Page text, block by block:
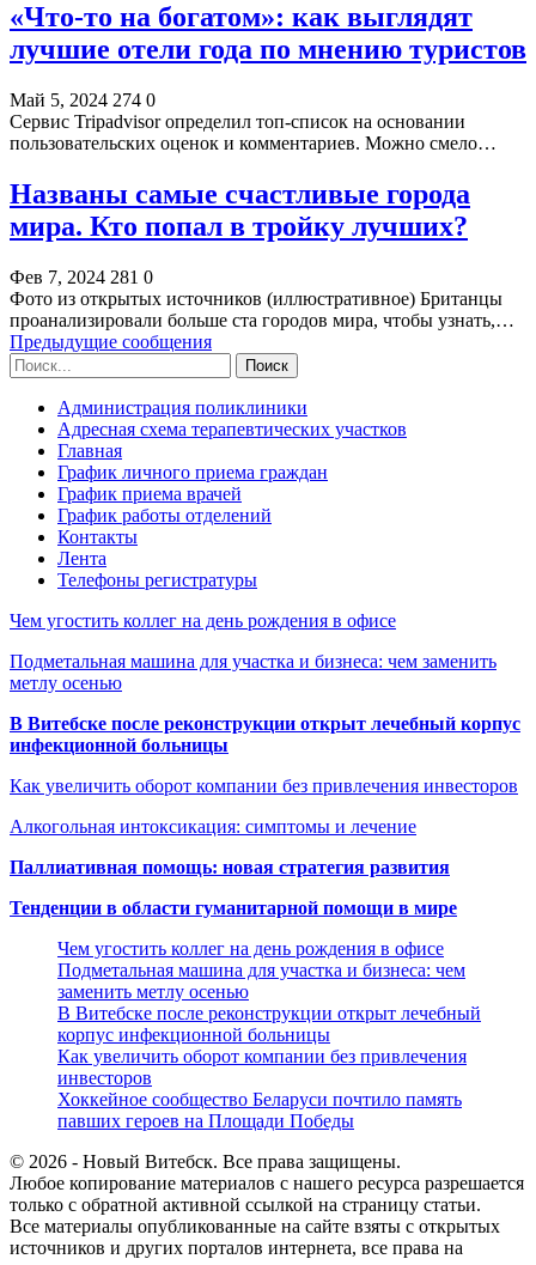
«Что-то на богатом»: как выглядят
лучшие отели года по мнению туристов
Май 5, 2024 274 0
Сервис Tripadvisor определил топ-список на основании
пользовательских оценок и комментариев. Можно смело…
Названы самые счастливые города
мира. Кто попал в тройку лучших?
Фев 7, 2024 281 0
Фото из открытых источников (иллюстративное) Британцы
проанализировали больше ста городов мира, чтобы узнать,…
Предыдущие сообщения
Администрация поликлиники
Адресная схема терапевтических участков
Главная
График личного приема граждан
График приема врачей
График работы отделений
Контакты
Лента
Телефоны регистратуры
Чем угостить коллег на день рождения в офисе
Подметальная машина для участка и бизнеса: чем заменить
метлу осенью
В Витебске после реконструкции открыт лечебный корпус
инфекционной больницы
Как увеличить оборот компании без привлечения инвесторов
Алкогольная интоксикация: симптомы и лечение
Паллиативная помощь: новая стратегия развития
Тенденции в области гуманитарной помощи в мире
Чем угостить коллег на день рождения в офисе
Подметальная машина для участка и бизнеса: чем
заменить метлу осенью
В Витебске после реконструкции открыт лечебный
корпус инфекционной больницы
Как увеличить оборот компании без привлечения
инвесторов
Хоккейное сообщество Беларуси почтило память
павших героев на Площади Победы
© 2026 - Новый Витебск. Все права защищены.
Любое копирование материалов с нашего ресурса разрешается
только с обратной активной ссылкой на страницу статьи.
Все материалы опубликованные на сайте взяты с открытых
источников и других порталов интернета, все права на